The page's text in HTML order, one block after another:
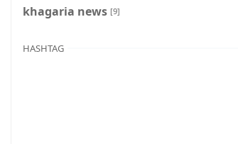
khagaria news [9]
HASHTAG